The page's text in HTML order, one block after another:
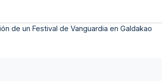
de un Festival de Vanguardia en Galdakao